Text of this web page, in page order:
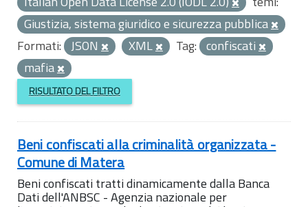
Giustizia, sistema giuridico e sicurezza pubblica
Formati: JSON XML Tag: confiscati
mafia
RISULTATO DEL FILTRO
Beni confiscati alla criminalità organizzata -
Comune di Matera
Beni confiscati tratti dinamicamente dalla Banca
Dati dell'ANBSC - Agenzia nazionale per